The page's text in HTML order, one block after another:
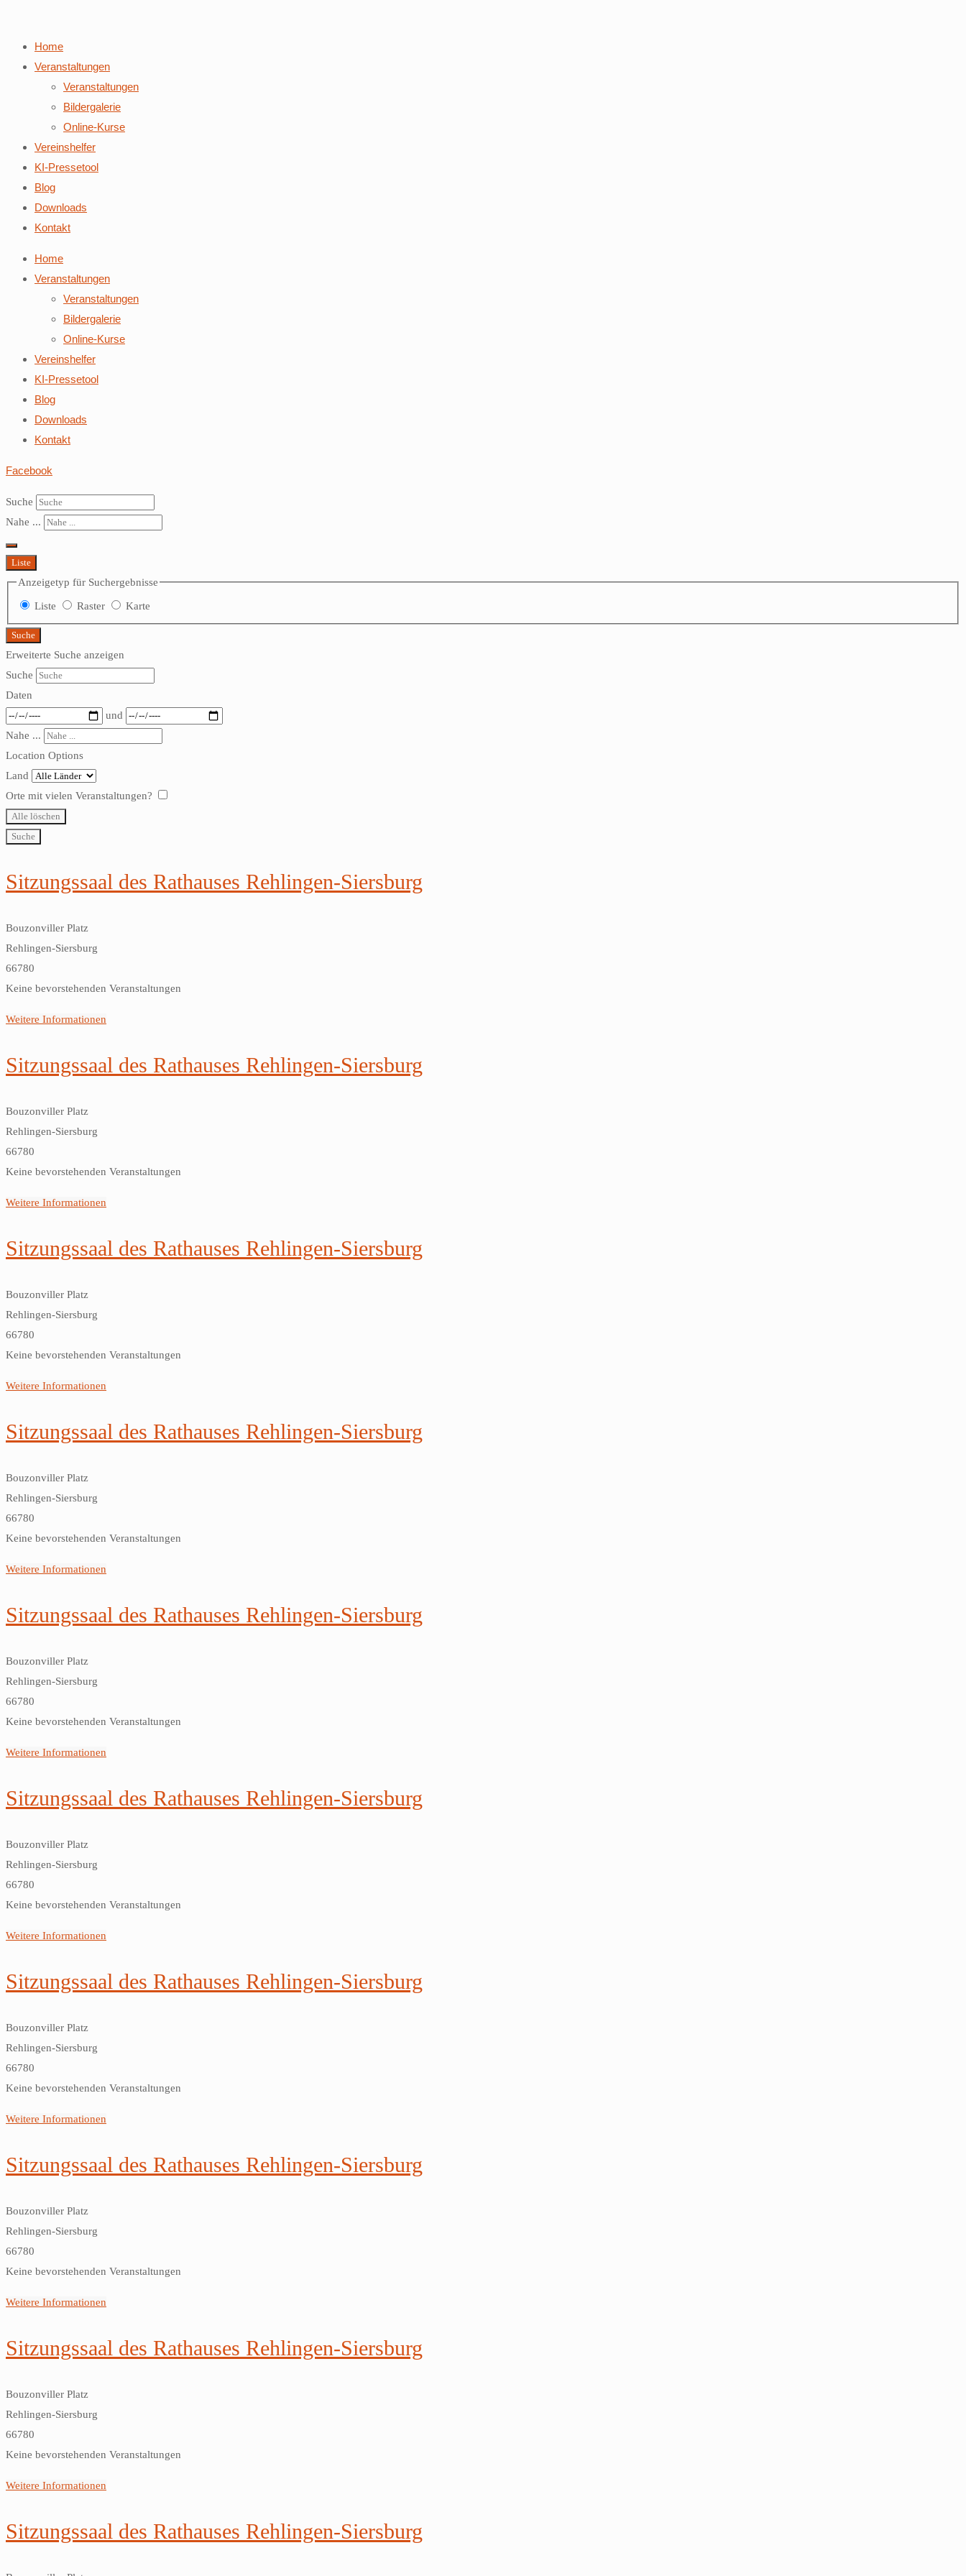
Home
Veranstaltungen
Veranstaltungen
Bildergalerie
Online-Kurse
Vereinshelfer
KI-Pressetool
Blog
Downloads
Kontakt
Home
Veranstaltungen
Veranstaltungen
Bildergalerie
Online-Kurse
Vereinshelfer
KI-Pressetool
Blog
Downloads
Kontakt
Facebook
Suche
Nahe ...
Liste
Anzeigetyp für Suchergebnisse
Liste Raster Karte
Suche
Erweiterte Suche anzeigen
Suche
Daten
und
Nahe ...
Location Options
Land
Orte mit vielen Veranstaltungen?
Alle löschen
Suche
Sitzungssaal des Rathauses Rehlingen-Siersburg
Bouzonviller Platz
Rehlingen-Siersburg
66780
Keine bevorstehenden Veranstaltungen
Weitere Informationen
Sitzungssaal des Rathauses Rehlingen-Siersburg
Bouzonviller Platz
Rehlingen-Siersburg
66780
Keine bevorstehenden Veranstaltungen
Weitere Informationen
Sitzungssaal des Rathauses Rehlingen-Siersburg
Bouzonviller Platz
Rehlingen-Siersburg
66780
Keine bevorstehenden Veranstaltungen
Weitere Informationen
Sitzungssaal des Rathauses Rehlingen-Siersburg
Bouzonviller Platz
Rehlingen-Siersburg
66780
Keine bevorstehenden Veranstaltungen
Weitere Informationen
Sitzungssaal des Rathauses Rehlingen-Siersburg
Bouzonviller Platz
Rehlingen-Siersburg
66780
Keine bevorstehenden Veranstaltungen
Weitere Informationen
Sitzungssaal des Rathauses Rehlingen-Siersburg
Bouzonviller Platz
Rehlingen-Siersburg
66780
Keine bevorstehenden Veranstaltungen
Weitere Informationen
Sitzungssaal des Rathauses Rehlingen-Siersburg
Bouzonviller Platz
Rehlingen-Siersburg
66780
Keine bevorstehenden Veranstaltungen
Weitere Informationen
Sitzungssaal des Rathauses Rehlingen-Siersburg
Bouzonviller Platz
Rehlingen-Siersburg
66780
Keine bevorstehenden Veranstaltungen
Weitere Informationen
Sitzungssaal des Rathauses Rehlingen-Siersburg
Bouzonviller Platz
Rehlingen-Siersburg
66780
Keine bevorstehenden Veranstaltungen
Weitere Informationen
Sitzungssaal des Rathauses Rehlingen-Siersburg